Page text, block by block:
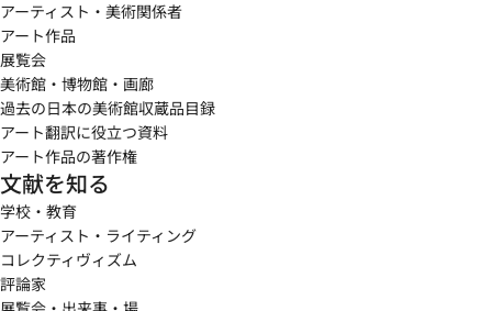
アーティスト・美術関係者
アート作品
展覧会
美術館・博物館・画廊
過去の日本の美術館収蔵品目録
アート翻訳に役立つ資料
アート作品の著作権
文献を知る
学校・教育
アーティスト・ライティング
コレクティヴィズム
評論家